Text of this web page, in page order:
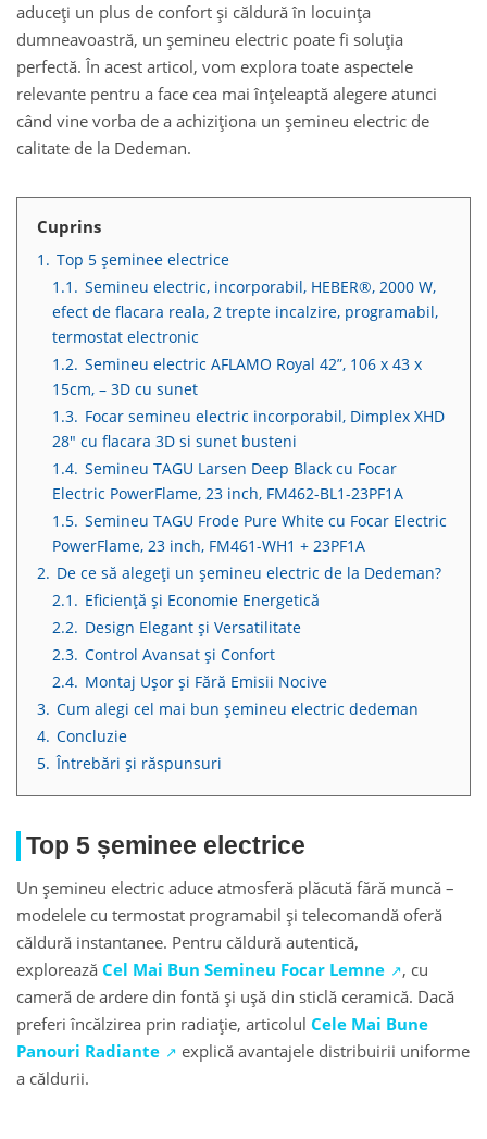
aduceți un plus de confort și căldură în locuința
dumneavoastră, un șemineu electric poate fi soluția
perfectă. În acest articol, vom explora toate aspectele
relevante pentru a face cea mai înțeleaptă alegere atunci
când vine vorba de a achiziționa un șemineu electric de
calitate de la Dedeman.
Cuprins
1. Top 5 șeminee electrice
1.1. Semineu electric, incorporabil, HEBER®, 2000 W,
efect de flacara reala, 2 trepte incalzire, programabil,
termostat electronic
1.2. Semineu electric AFLAMO Royal 42”, 106 x 43 x
15cm, – 3D cu sunet
1.3. Focar semineu electric incorporabil, Dimplex XHD
28″ cu flacara 3D si sunet busteni
1.4. Semineu TAGU Larsen Deep Black cu Focar
Electric PowerFlame, 23 inch, FM462-BL1-23PF1A
1.5. Semineu TAGU Frode Pure White cu Focar Electric
PowerFlame, 23 inch, FM461-WH1 + 23PF1A
2. De ce să alegeți un șemineu electric de la Dedeman?
2.1. Eficiență și Economie Energetică
2.2. Design Elegant și Versatilitate
2.3. Control Avansat și Confort
2.4. Montaj Ușor și Fără Emisii Nocive
3. Cum alegi cel mai bun șemineu electric dedeman
4. Concluzie
5. Întrebări și răspunsuri
Top 5 șeminee electrice
Un șemineu electric aduce atmosferă plăcută fără muncă –
modelele cu termostat programabil și telecomandă oferă
căldură instantanee. Pentru căldură autentică,
explorează Cel Mai Bun Semineu Focar Lemne
, cu
cameră de ardere din fontă și ușă din sticlă ceramică. Dacă
preferi încălzirea prin radiație, articolul Cele Mai Bune
Panouri Radiante
explică avantajele distribuirii uniforme
a căldurii.